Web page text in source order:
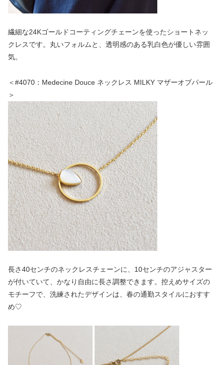
繊細な24Kゴールドコーティングチェーンを使ったショートネッ
クレスです。丸いフォルムと、透明感のある乳白色が優しい雰囲
気。
＜#4070：Medecine Douce ネックレス MILKY マザーオブパール
＞
長さ40センチのネックレスチェーンに、10センチのアジャスター
が付いていて、かなり自由に長さ調整できます。控えめサイズの
モチーフで、洗練されたデザインは、春の通勤スタイルにおすす
め♡